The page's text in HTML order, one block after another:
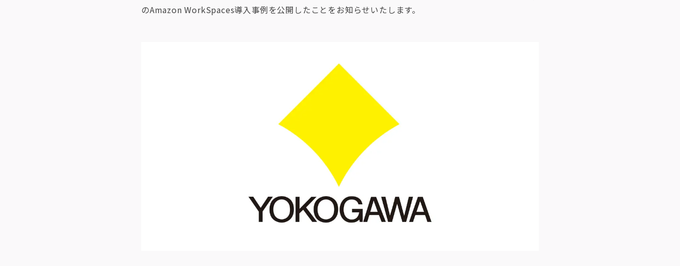
のAmazon WorkSpaces導入事例を公開したことをお知らせいたします。